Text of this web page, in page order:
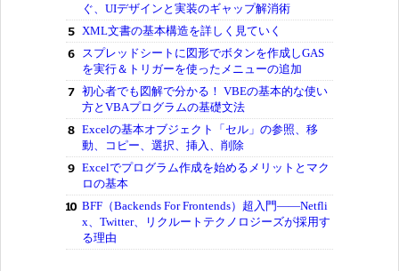
ぐ、UIデザインと実装のギャップ解消術
XML文書の基本構造を詳しく見ていく
スプレッドシートに図形でボタンを作成しGAS
を実行＆トリガーを使ったメニューの追加
初心者でも図解で分かる！ VBEの基本的な使い
方とVBAプログラムの基礎文法
Excelの基本オブジェクト「セル」の参照、移
動、コピー、選択、挿入、削除
Excelでプログラム作成を始めるメリットとマク
ロの基本
BFF（Backends For Frontends）超入門――Netfli
x、Twitter、リクルートテクノロジーズが採用す
る理由